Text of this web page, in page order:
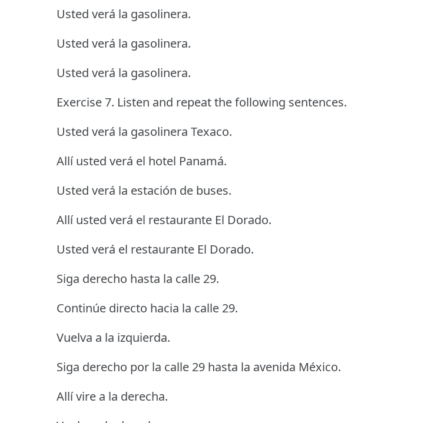
Usted verá la gasolinera.
Usted verá la gasolinera.
Usted verá la gasolinera.
Exercise 7. Listen and repeat the following sentences.
Usted verá la gasolinera Texaco.
Allí usted verá el hotel Panamá.
Usted verá la estación de buses.
Allí usted verá el restaurante El Dorado.
Usted verá el restaurante El Dorado.
Siga derecho hasta la calle 29.
Continúe directo hacia la calle 29.
Vuelva a la izquierda.
Siga derecho por la calle 29 hasta la avenida México.
Allí vire a la derecha.